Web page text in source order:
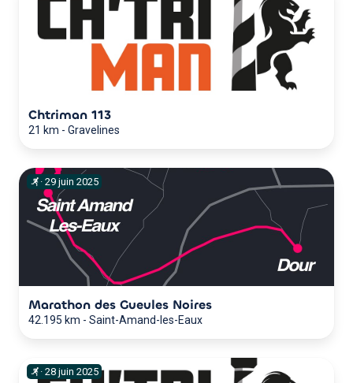
Chtriman 113
21 km - Gravelines
· 29 juin 2025
Marathon des Gueules Noires
42.195 km - Saint-Amand-les-Eaux
· 28 juin 2025